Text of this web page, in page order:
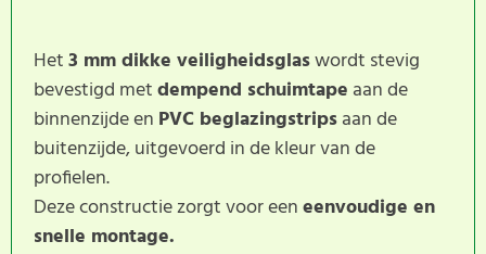
Het3 mm dikke veiligheidsglaswordt stevig
bevestigd metdempend schuimtape aan de
binnenzijde en PVC beglazingstripsaan de
buitenzijde, uitgevoerd in de kleur van de
profielen.
Deze constructie zorgt voor eeneenvoudige en
snelle montage.